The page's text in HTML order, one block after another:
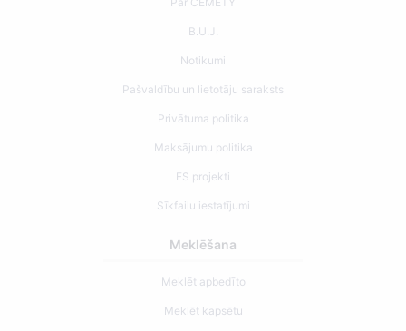
B.U.J.
Notikumi
Pašvaldību un lietotāju saraksts
Privātuma politika
Maksājumu politika
ES projekti
Sīkfailu iestatījumi
Meklēšana
Meklēt apbedīto
Meklēt kapsētu